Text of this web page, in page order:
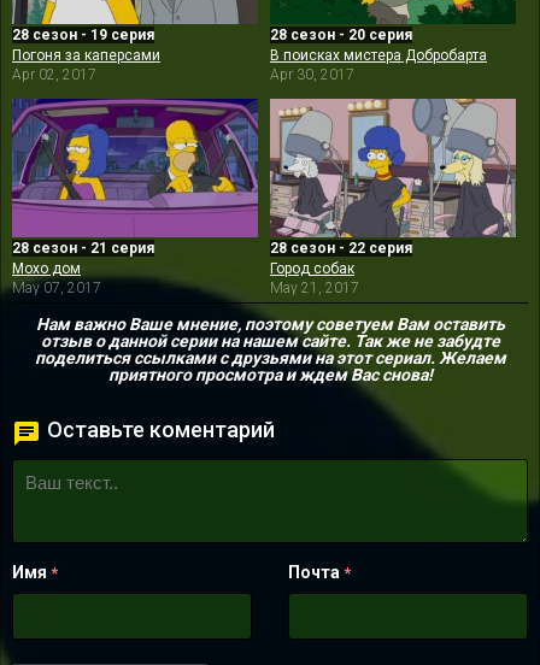
28 сезон - 19 серия
Погоня за каперсами
Apr 02, 2017
28 сезон - 20 серия
В поисках мистера Добробарта
Apr 30, 2017
28 сезон - 21 серия
Мохо дом
May 07, 2017
28 сезон - 22 серия
Город собак
May 21, 2017
Нам важно Ваше мнение, поэтому советуем Вам оставить
отзыв о данной серии на нашем сайте. Так же не забудте
поделиться ссылками с друзьями на этот сериал. Желаем
приятного просмотра и ждем Вас снова!
Оставьте коментарий
Имя * Почта *